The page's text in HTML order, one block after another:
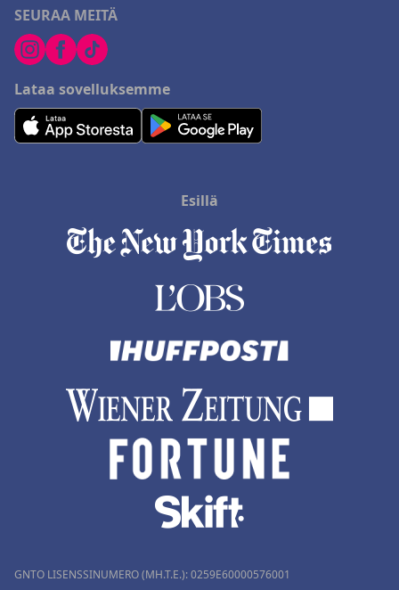
SEURAA MEITÄ
Lataa sovelluksemme
Esillä
GNTO LISENSSINUMERO (MH.T.E.): 0259Ε60000576001